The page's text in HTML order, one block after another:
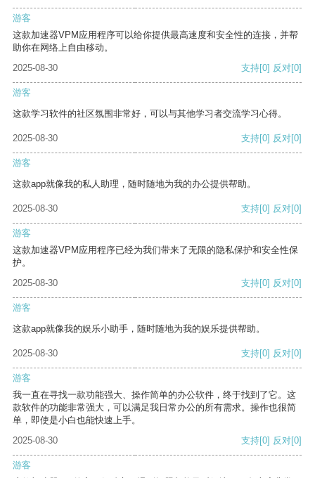
游客
这款加速器VPM应用程序可以给你提供最高速度和安全性的连接，并帮
助你在网络上自由移动。
2025-08-30
支持[0] 反对[0]
游客
这款学习软件的社区氛围非常好，可以与其他学习者交流学习心得。
2025-08-30 支持[0] 反对[0]
游客
这款app就像我的私人助理，随时随地为我的办公提供帮助。
2025-08-30 支持[0] 反对[0]
游客
这款加速器VPM应用程序已经为我们带来了无限的隐私保护和安全性保
护。
2025-08-30
支持[0] 反对[0]
游客
这款app就像我的娱乐小助手，随时随地为我的娱乐提供帮助。
2025-08-30 支持[0] 反对[0]
游客
我一直在寻找一款功能强大、操作简单的办公软件，终于找到了它。这
款软件的功能非常强大，可以满足我日常办公的所有需求。操作也很简
单，即使是小白也能快速上手。
2025-08-30
支持[0] 反对[0]
游客